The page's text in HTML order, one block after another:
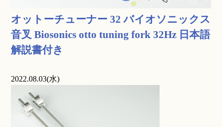
オットーチューナー 32 バイオソニックス
音叉 Biosonics otto tuning fork 32Hz 日本語
解説書付き
2022.08.03(水)